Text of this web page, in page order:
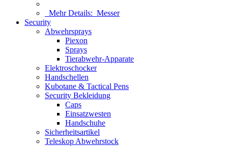
Mehr Details: Messer
Security
Abwehrsprays
Piexon
Sprays
Tierabwehr-Apparate
Elektroschocker
Handschellen
Kubotane & Tactical Pens
Security Bekleidung
Caps
Einsatzwesten
Handschuhe
Sicherheitsartikel
Teleskop Abwehrstock